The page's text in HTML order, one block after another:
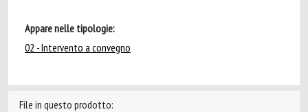
Appare nelle tipologie:
02 - Intervento a convegno
File in questo prodotto: